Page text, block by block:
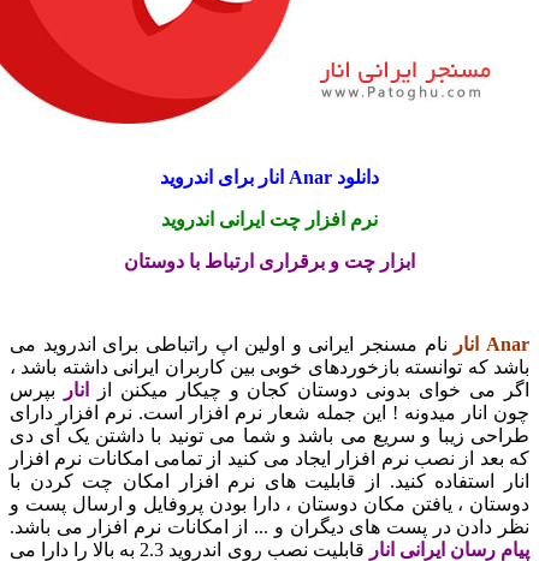
نرم افزار چت ایرانی اندروید
ابزار چت و برقراری ارتباط با دوستان
نام مسنجر ایرانی و اولین اپ راتباطی برای اندروید می
توانسته بازخوردهای خوبی بین کاربران ایرانی داشته باشد ،
خوای بدونی دوستان کجان و چیکار میکنن ازانار
بپرس
میدونه ! این جمله شعار نرم افزار است. نرم افزار دارای
زیبا و سریع می باشد و شما می تونید با داشتن یک آی دی
از نصب نرم افزار ایجاد می کنید از تمامی امکانات نرم افزار
کنید. از قابلیت های نرم افزار امکان چت کردن با
، یافتن مکان دوستان ، دارا بودن پروفایل و ارسال پست و
در پست های دیگران و ... از امکانات نرم افزار می باشد.
ایرانی انار
قابلیت نصب روی اندروید 2.3 به بالا را دارا می